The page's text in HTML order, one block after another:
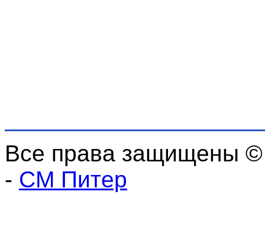
Все права защищены
- СМ Питер